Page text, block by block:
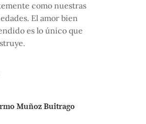
como nuestras
El amor bien
es lo único que
Muñoz Buitrago